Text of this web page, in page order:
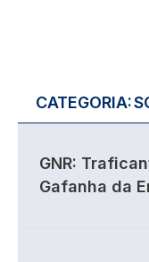
CATEGORIA:
GNR:
Gafanha da